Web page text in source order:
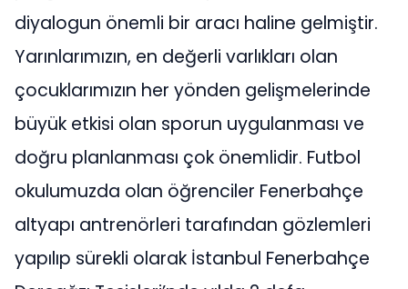
diyalogun önemli bir aracı haline gelmiştir.
Yarınlarımızın, en değerli varlıkları olan
çocuklarımızın her yönden gelişmelerinde
büyük etkisi olan sporun uygulanması ve
doğru planlanması çok önemlidir. Futbol
okulumuzda olan öğrenciler Fenerbahçe
altyapı antrenörleri tarafından gözlemleri
yapılıp sürekli olarak İstanbul Fenerbahçe